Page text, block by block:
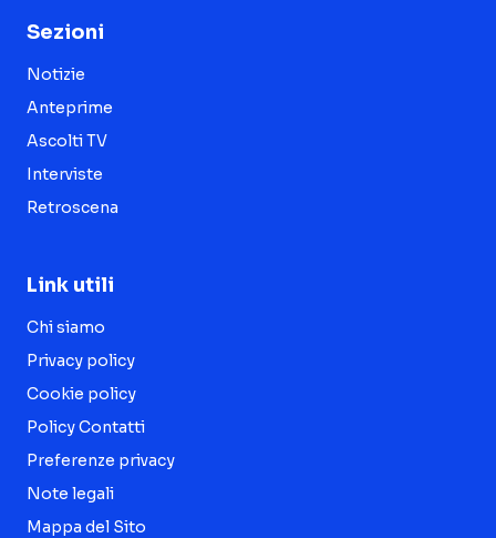
Sezioni
Notizie
Anteprime
Ascolti TV
Interviste
Retroscena
Link utili
Chi siamo
Privacy policy
Cookie policy
Policy Contatti
Preferenze privacy
Note legali
Mappa del Sito